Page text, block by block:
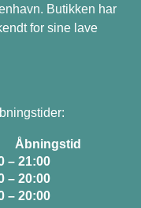
Butikken har
for sine lave
Åbningstid
– 21:00
– 20:00
– 20:00